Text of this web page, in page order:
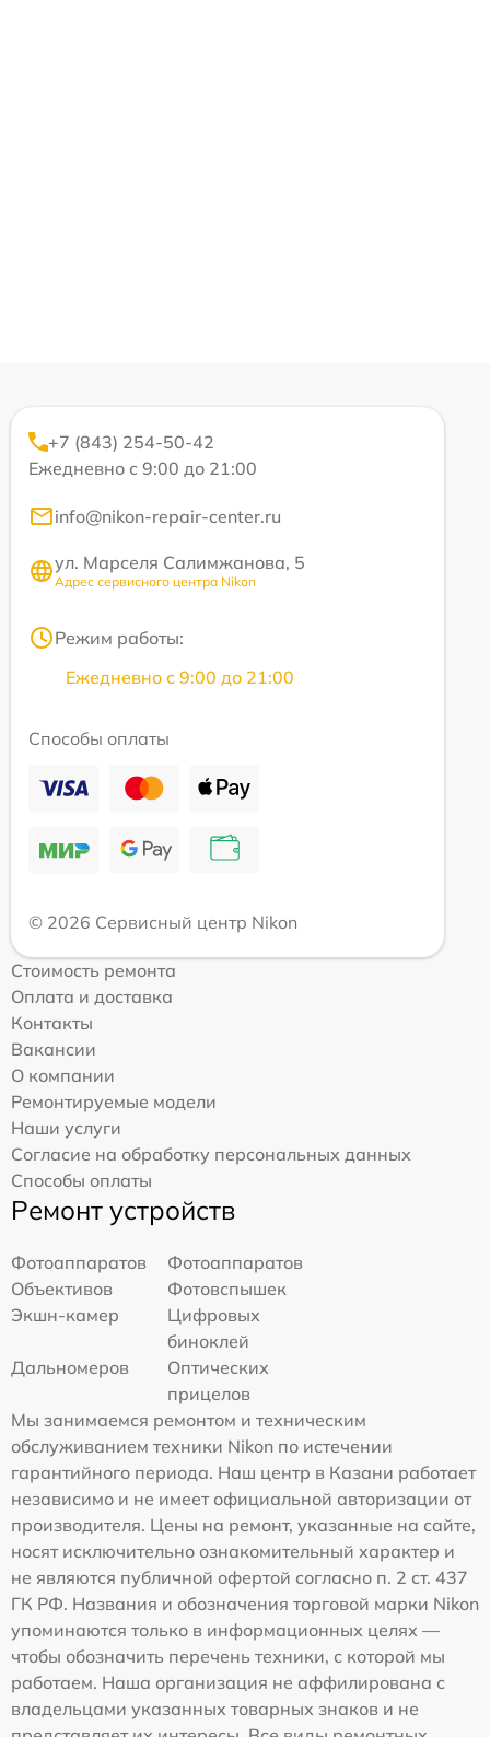
+7 (843) 254-50-42
Ежедневно с 9:00 до 21:00
info@nikon-repair-center.ru
ул. Марселя Салимжанова, 5
Адрес сервисного центра Nikon
Режим работы:
Ежедневно с 9:00 до 21:00
Способы оплаты
© 2026 Сервисный центр Nikon
Стоимость ремонта
Оплата и доставка
Контакты
Вакансии
О компании
Ремонтируемые модели
Наши услуги
Согласие на обработку персональных данных
Способы оплаты
Ремонт устройств
Фотоаппаратов
Фотоаппаратов
Объективов
Фотовспышек
Экшн-камер
Цифровых
биноклей
Дальномеров
Оптических
прицелов
Мы занимаемся ремонтом и техническим
обслуживанием техники Nikon по истечении
гарантийного периода. Наш центр в Казани работает
независимо и не имеет официальной авторизации от
производителя. Цены на ремонт, указанные на сайте,
носят исключительно ознакомительный характер и
не являются публичной офертой согласно п. 2 ст. 437
ГК РФ. Названия и обозначения торговой марки Nikon
упоминаются только в информационных целях —
чтобы обозначить перечень техники, с которой мы
работаем. Наша организация не аффилирована с
владельцами указанных товарных знаков и не